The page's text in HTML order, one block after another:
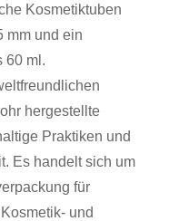
Kosmetiktuben
mm und ein
60 ml.
hergestellte
Praktiken und
Es handelt sich um
für
und